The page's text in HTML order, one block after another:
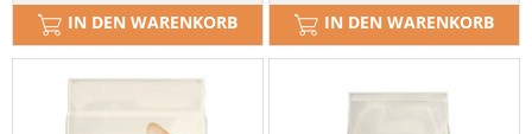
IN DEN WARENKORB IN DEN WARENKORB